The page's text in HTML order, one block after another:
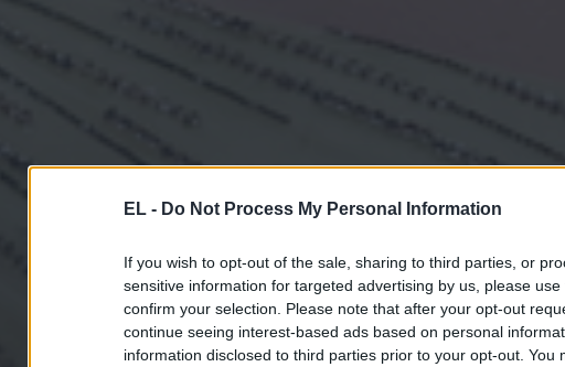
EL - Do Not Process My Personal Information
If you wish to opt-out of the sale, sharing to third parties, or
sensitive information for targeted advertising by us, please
confirm your selection. Please note that after your opt-out
continue seeing interest-based ads based on personal
information disclosed to third parties prior to your opt-out. You